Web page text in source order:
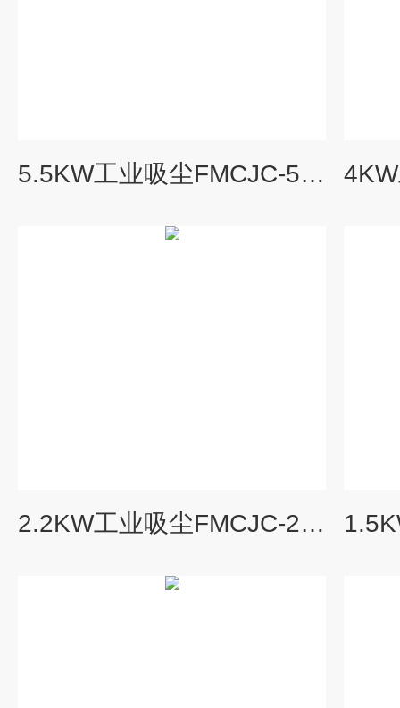
5.5KW工业吸尘FMCJC-5500粉尘收集智能工业防爆集尘机
2.2KW工业吸尘FMCJC-2200粉尘收集智能工业防爆集尘机